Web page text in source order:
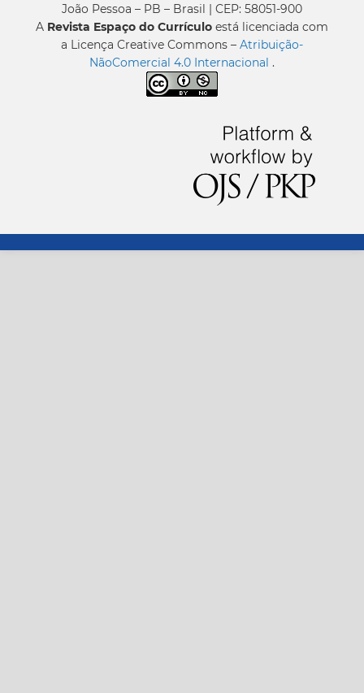
João Pessoa – PB – Brasil | CEP: 58051-900
A Revista Espaço do Currículo está licenciada com
a Licença Creative Commons – Atribuição-
NãoComercial 4.0 Internacional .